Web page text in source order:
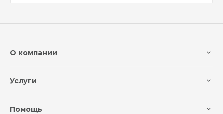
О компании
Услуги
Помощь